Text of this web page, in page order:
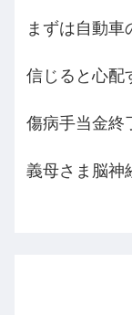
まずは自動車
信じると心配
傷病手当金終
義母さま脳神